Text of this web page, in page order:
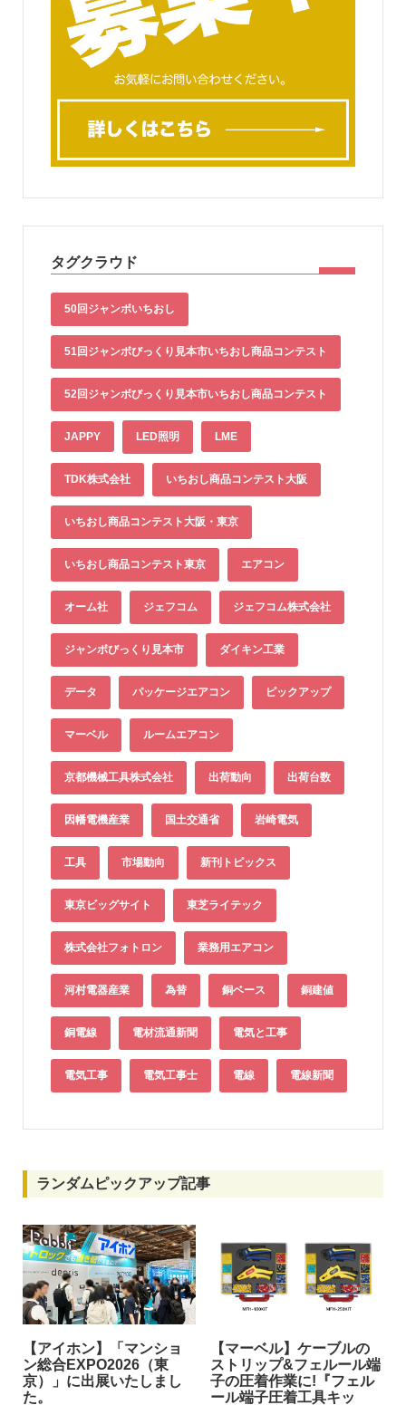
タグクラウド
50回ジャンボいちおし
51回ジャンボびっくり見本市いちおし商品コンテスト
52回ジャンボびっくり見本市いちおし商品コンテスト
JAPPY LED照明 LME
TDK株式会社 いちおし商品コンテスト大阪
いちおし商品コンテスト大阪・東京
いちおし商品コンテスト東京 エアコン
オーム社 ジェフコム ジェフコム株式会社
ジャンボびっくり見本市 ダイキン工業
データ パッケージエアコン ピックアップ
マーベル ルームエアコン
京都機械工具株式会社 出荷動向 出荷台数
因幡電機産業 国土交通省 岩崎電気
工具 市場動向 新刊トピックス
東京ビッグサイト 東芝ライテック
株式会社フォトロン 業務用エアコン
河村電器産業 為替 銅ベース 銅建値
銅電線 電材流通新聞 電気と工事
電気工事 電気工事士 電線 電線新聞
ランダムピックアップ記事
【アイホン】「マンショ
ン総合EXPO2026（東
京）」に出展いたしまし
た。
【マーベル】ケーブルの
ストリップ&フェルール端
子の圧着作業に!『フェル
ール端子圧着工具キッ